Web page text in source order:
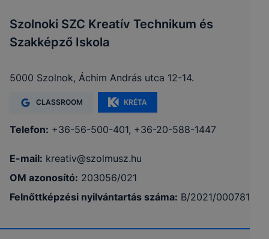
Szolnoki SZC Kreatív Technikum és
Szakképző Iskola
5000 Szolnok, Áchim András utca 12-14.
CLASSROOM KRÉTA
Telefon: +36-56-500-401, +36-20-588-1447
E-mail: kreativ@szolmusz.hu
OM azonosító: 203056/021
Felnőttképzési nyilvántartás száma: B/2021/000781